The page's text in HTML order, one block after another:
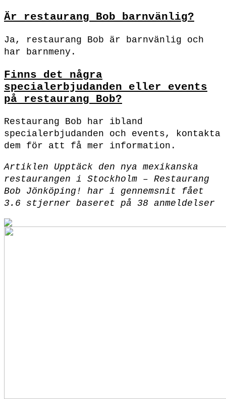
Är restaurang Bob barnvänlig?
Ja, restaurang Bob är barnvänlig och
har barnmeny.
Finns det några
specialerbjudanden eller events
på restaurang Bob?
Restaurang Bob har ibland
specialerbjudanden och events, kontakta
dem för att få mer information.
Artiklen Upptäck den nya mexikanska
restaurangen i Stockholm – Restaurang
Bob Jönköping! har i gennemsnit fået
3.6 stjerner baseret på 38 anmeldelser